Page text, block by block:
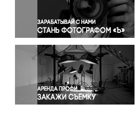
Правосудие
Происшествия и конфликты
Религия
Светская жизнь
Спорт
Экология
Экономика и бизнес